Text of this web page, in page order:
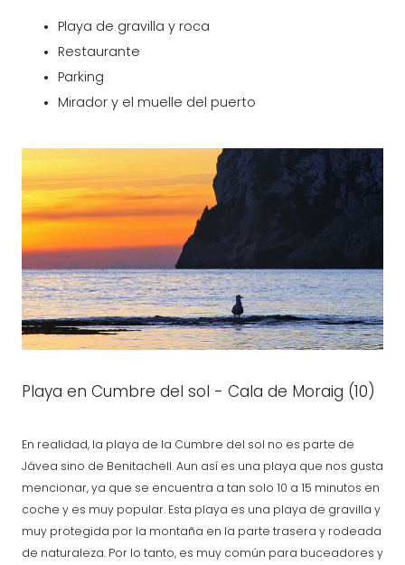
Playa de gravilla y roca
Restaurante
Parking
Mirador y el muelle del puerto
Playa en Cumbre del sol - Cala de Moraig (10)
En realidad, la playa de la Cumbre del sol no es parte de
Jávea sino de Benitachell. Aun así es una playa que nos gusta
mencionar, ya que se encuentra a tan solo 10 a 15 minutos en
coche y es muy popular. Esta playa es una playa de gravilla y
muy protegida por la montaña en la parte trasera y rodeada
de naturaleza. Por lo tanto, es muy común para buceadores y